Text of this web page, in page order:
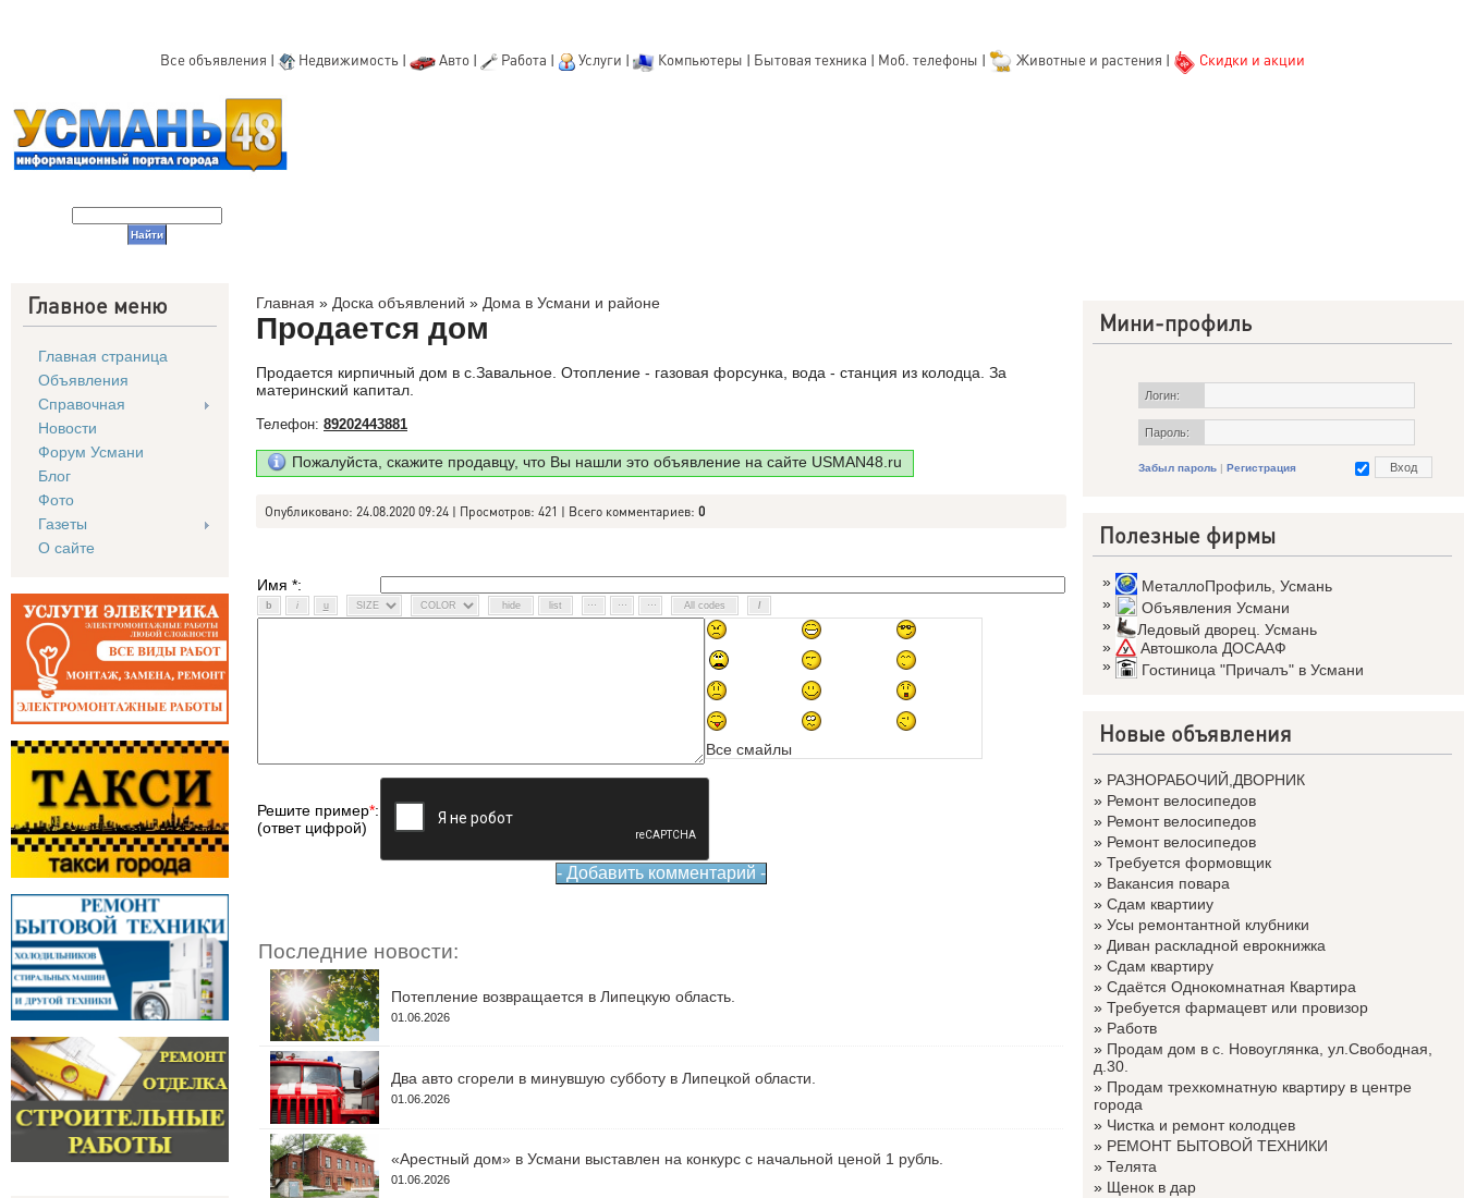
Все объявления | Недвижимость | Авто| Работа | Услуги | Компьютеры | Бытовая техника | Моб. телефоны | Животные и растения | Скидки и акции
Главное меню
Главная страница
Объявления
Справочная
Новости
Форум Усмани
Блог
Фото
Газеты
О сайте
Главная » Доска объявлений » Дома в Усмани и районе
Продается дом
Продается кирпичный дом в с.Завальное. Отопление - газовая форсунка, вода - станция из колодца. За
материнский капитал.
Телефон: 89202443881
Пожалуйста, скажите продавцу, что Вы нашли это объявление на сайте USMAN48.ru
Опубликовано: 24.08.2020 09:24 | Просмотров: 421 | Всего комментариев: 0
Имя *:
Все смайлы
Решите пример*:
(ответ цифрой)
Последние новости:
Потепление возвращается в Липецкую область.
01.06.2026
Два авто сгорели в минувшую субботу в Липецкой области.
01.06.2026
«Арестный дом» в Усмани выставлен на конкурс с начальной ценой 1 рубль.
01.06.2026
Мини-профиль
Логин:
Пароль:
Забыл пароль | Регистрация
Полезные фирмы
» МеталлоПрофиль Усмань
»
Объявления Усмани
»
Ледовый дворец. Усмань
»
Автошкола ДОСААФ
»
Гостиница "Причалъ" в Усмани
Новые объявления
» РАЗНОРАБОЧИЙ,ДВОРНИК
» Ремонт велосипедов
» Ремонт велосипедов
» Ремонт велосипедов
» Требуется формовщик
» Вакансия повара
» Сдам квартииу
» Усы ремонтантной клубники
» Диван раскладной еврокнижка
» Сдам квартиру
» Сдаётся Однокомнатная Квартира
» Требуется фармацевт или провизор
» Работв
» Продам дом в с. Новоуглянка, ул.Свободная,
д.30.
» Продам трехкомнатную квартиру в центре
города
» Чистка и ремонт колодцев
» РЕМОНТ БЫТОВОЙ ТЕХНИКИ
» Телята
» Щенок в дар